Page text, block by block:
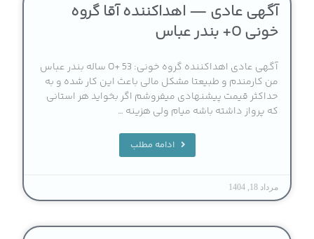
آگهی عادی — اهداکننده آقا گروه
خونی O+ بندر عباس
آگهی عادی اهداکننده گروه خونی: O+ 53 ساله بندر عباس
من کارمندم و طبیعتا مشکل مالی باعث این کار شده و به
حداکثر قیمت پیشنهادی میفروشم اگر بخواید هر استانی
که پرواز داشته باشه میام ولی هزینه …
ادامه مطلب
مرداد 18, 1404